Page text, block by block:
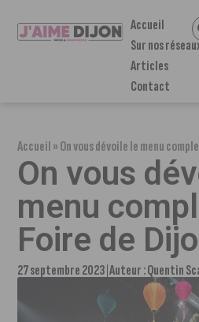
Accueil
Sur nos
Articles
Contact
Accueil»On vous dévoile le menu
On vous
menu
Foire de
27 septembre 2023 Auteur :Quentin